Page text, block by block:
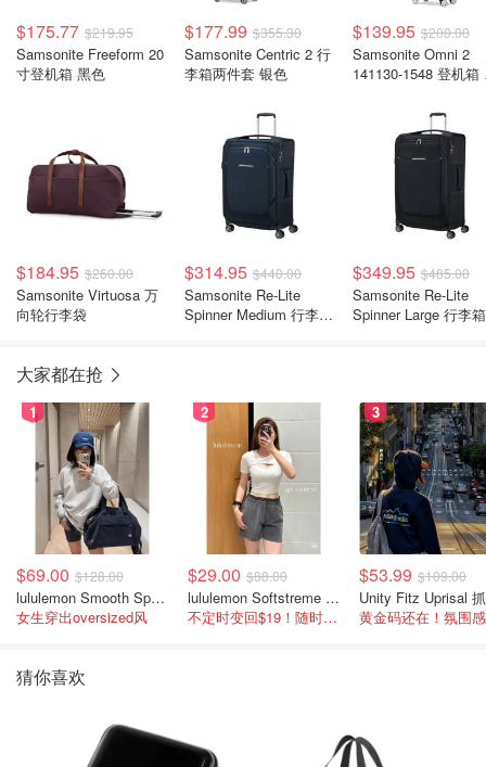
$175.77 $219.95
Samsonite Freeform 20
寸登机箱 黑色
$177.99 $355.30
Samsonite Centric 2 行
李箱两件套 银色
$139.95 $200.00
Samsonite Omni 2
141130-1548 登机箱
$184.95 $260.00
Samsonite Virtuosa 万
向轮行李袋
$314.95 $440.00
Samsonite Re-Lite
Spinner Medium 行李箱
$349.95 $485.00
Samsonite Re-Lite
Spinner Large 行李箱
大家都在抢
1
$69.00 $128.00
lululemon Smooth Spacer 经典卫衣
女生穿出oversized风
2
$29.00 $88.00
lululemon Softstreme 女士高腰短裤 10cm
不定时变回$19！随时点进来看
3
$53.99 $109.00
猜你喜欢